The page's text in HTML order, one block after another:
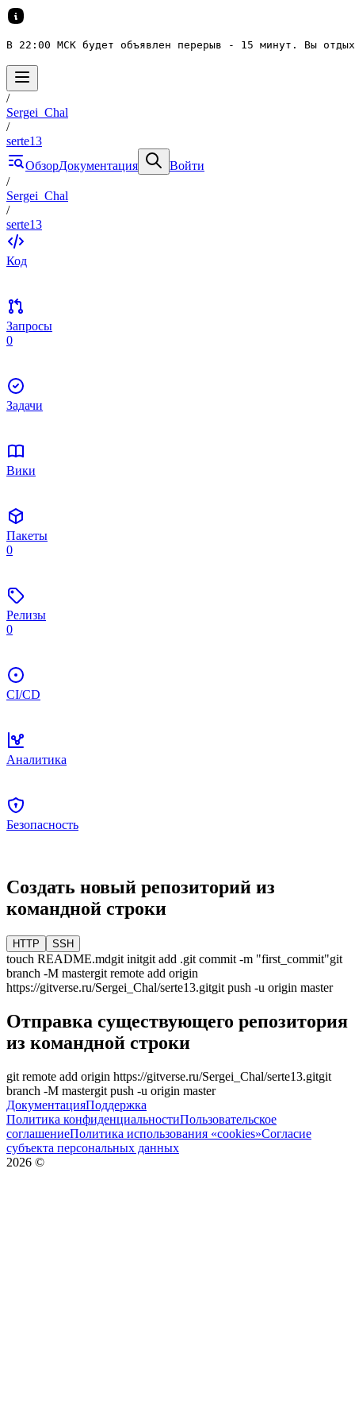
В 22:00 МСК будет объявлен перерыв - 15 минут. Вы
/
Sergei_Chal
/
serte13
ОбзорДокументация
Войти
/
Sergei_Chal
/
serte13
Код
Запросы
0
Задачи
Вики
Пакеты
0
Релизы
0
CI/CD
Аналитика
Безопасность
Создать новый репозиторий из
командной строки
HTTP SSH
touch README.mdgit initgit add .git commit -m "first_commit"git
branch -M mastergit remote add origin
https://gitverse.ru/Sergei_Chal/serte13.gitgit push -u origin master
Отправка существующего репозитория
из командной строки
git remote add origin https://gitverse.ru/Sergei_Chal/serte13.gitgit
branch -M mastergit push -u origin master
ДокументацияПоддержка
Политика конфиденциальностиПользовательское
соглашениеПолитика использования «cookies»Согласие
субъекта персональных данных
2026 ©